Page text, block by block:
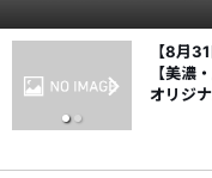
【8月
【美濃
オリジ